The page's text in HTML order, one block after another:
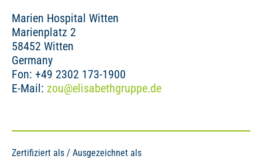
Marien Hospital Witten
Marienplatz 2
58452 Witten
Germany
Fon: +49 2302 173-1900
E-Mail: zou@elisabeth­gruppe.de
Zertifiziert als / Ausgezeichnet als